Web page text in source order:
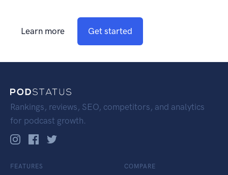
Learn more Get started
Rankings, reviews, SEO, competitors, and analytics
for podcast growth.
FEATURES COMPARE